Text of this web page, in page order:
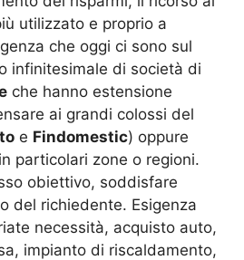
utilizzato e proprio a
che oggi ci sono sul
infinitesimale di società di
che hanno estensione
ai grandi colossi del
e Findomestic) oppure
particolari zone o regioni.
obiettivo, soddisfare
del richiedente. Esigenza
necessità, acquisto auto,
impianto di riscaldamento,